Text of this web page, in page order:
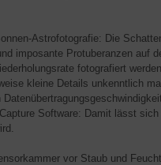
Astrofotografie: Die
imposante Protuberanzen auf
fotografiert
kleine Details unkenntlich
Software: Damit lässt
vor Staub und